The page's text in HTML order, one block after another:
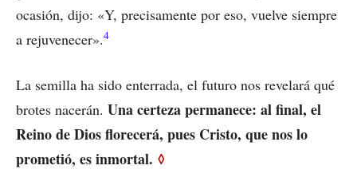
ocasión, dijo: «Y, precisamente por eso, vuelve siempre
a rejuvenecer».4
La semilla ha sido enterrada, el futuro nos revelará qué
brotes nacerán. Una certeza permanece: al final, el
Reino de Dios florecerá, pues Cristo, que nos lo
prometió, es inmortal. ◊